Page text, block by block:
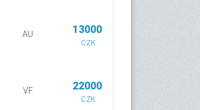
AU 13000
CZK
VF 22000
CZK